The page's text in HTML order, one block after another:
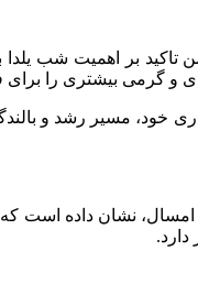
بر اهمیت شب یلدا
و گرمی بیشتری را برای
خود، مسیر رشد و
نشان داده است
دارد.